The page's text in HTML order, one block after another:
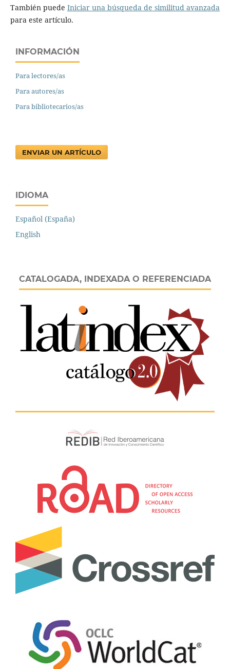
También puede Iniciar una búsqueda de similitud avanzada
para este artículo.
INFORMACIÓN
Para lectores/as
Para autores/as
Para bibliotecarios/as
ENVIAR UN ARTÍCULO
IDIOMA
Español (España)
English
CATALOGADA, INDEXADA O REFERENCIADA